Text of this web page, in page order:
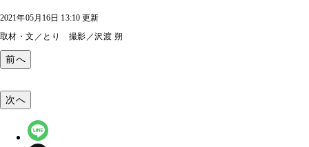
2021年05月16日 13:10 更新
取材・文／とり 撮影／沢渡 朔
前へ
次へ